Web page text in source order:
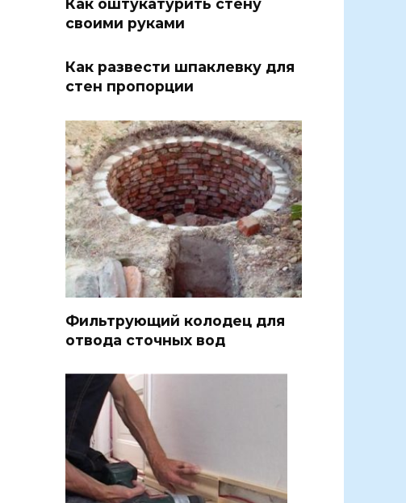
своими руками
Как развести шпаклевку для
стен пропорции
Фильтрующий колодец для
отвода сточных вод